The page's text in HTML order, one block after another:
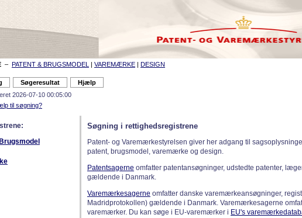
– PATENT & BRUGSMODEL | VAREMÆRKE | DESIGN
2026-07-10 00:05:00
til søgning?
Søgning i rettighedsregistrene
Patent- og Varemærkestyrelsen giver her adgang til
patent, brugsmodel, varemærke og design.
Patentsagerne omfatter patentansøgninger, udstedte patenter,
gældende i Danmark.
Varemærkesagerne omfatter danske varemærkeansøgninger,
Madridprotokollen) gældende i Danmark. Varemærkesagerne
varemærker. Du kan søge i EU-varemærker i EU's